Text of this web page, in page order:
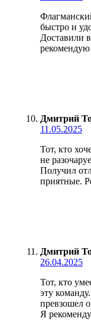
быстро и
Доставили
Дмитрий
11.05.2025
Тот, кто
не
Получил
приятные.
Дмитрий
26.04.2025
Тот, кто
эту
превзошел
Я